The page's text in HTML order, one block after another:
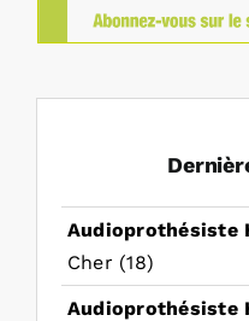
Audioprothésiste
Cher (18)
Audioprothésiste